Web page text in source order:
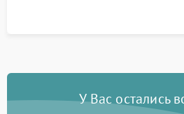
У Вас остались